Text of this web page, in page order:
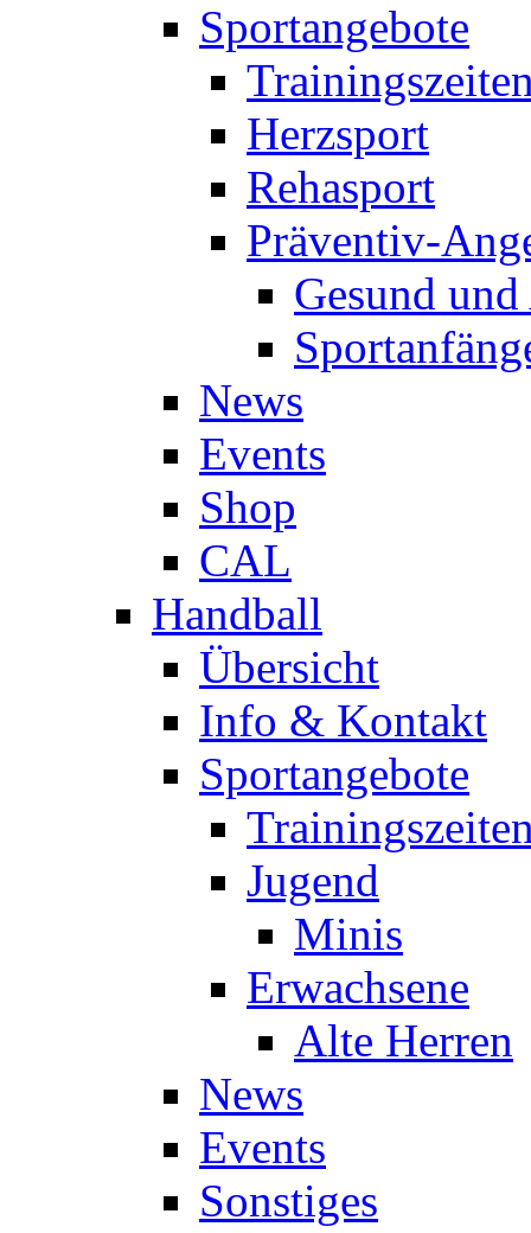
Sportangebote
Herzsport
Rehasport
Präventiv-
Gesund
News
Events
Shop
CAL
Handball
Übersicht
Info & Kontakt
Sportangebote
Jugend
Minis
Erwachsene
Alte Herren
News
Events
Sonstiges